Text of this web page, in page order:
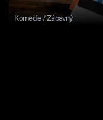
Komedie / Zábavný